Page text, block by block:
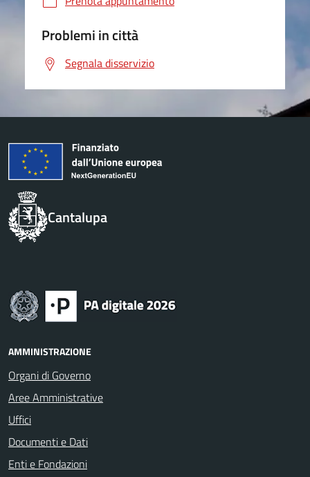
Problemi in città
Segnala disservizio
Cantalupa
AMMINISTRAZIONE
Organi di Governo
Aree Amministrative
Uffici
Documenti e Dati
Enti e Fondazioni